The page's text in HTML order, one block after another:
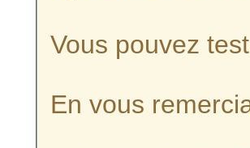
Vous pouvez
En vous